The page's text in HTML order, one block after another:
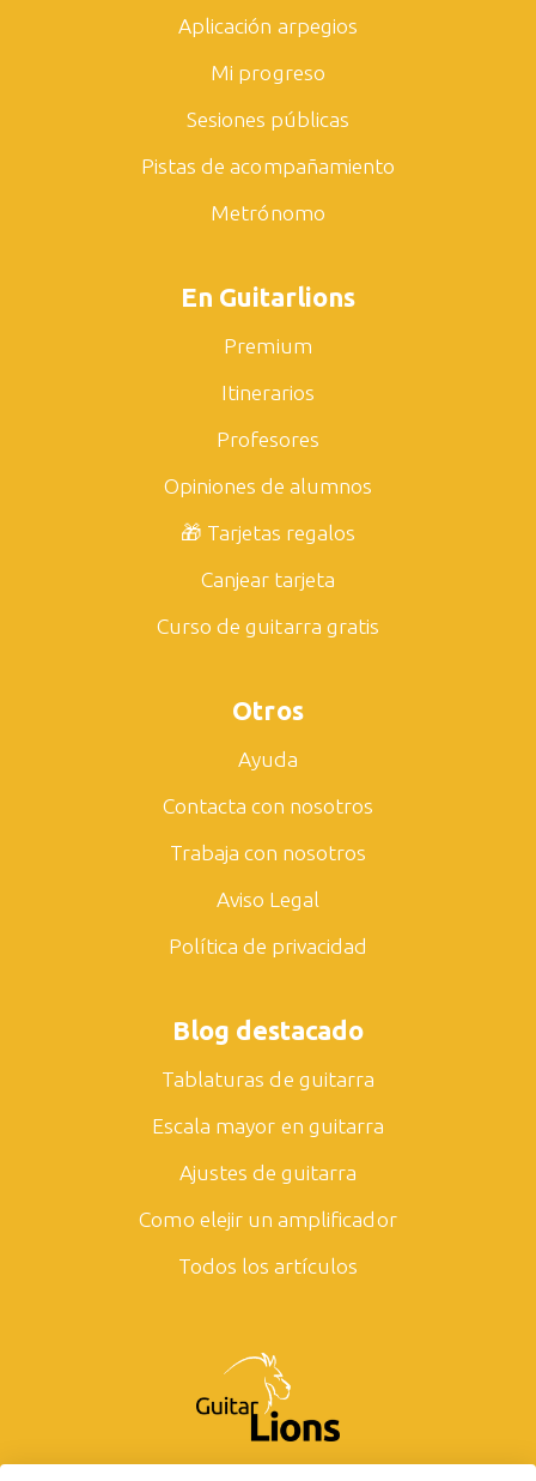
Aplicación arpegios
Mi progreso
Sesiones públicas
Pistas de acompañamiento
Metrónomo
En Guitarlions
Premium
Itinerarios
Profesores
Opiniones de alumnos
🎁 Tarjetas regalos
Canjear tarjeta
Curso de guitarra gratis
Otros
Ayuda
Contacta con nosotros
Trabaja con nosotros
Aviso Legal
Política de privacidad
Blog destacado
Tablaturas de guitarra
Escala mayor en guitarra
Ajustes de guitarra
Como elejir un amplificador
Todos los artículos